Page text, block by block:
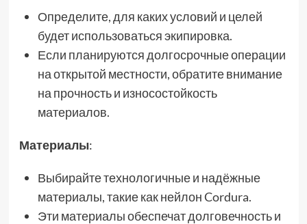
Определите, для каких условий и целей
будет использоваться экипировка.
Если планируются долгосрочные операции
на открытой местности, обратите внимание
на прочность и износостойкость
материалов.
Материалы:
Выбирайте технологичные и надёжные
материалы, такие как нейлон Cordura.
Эти материалы обеспечат долговечность и